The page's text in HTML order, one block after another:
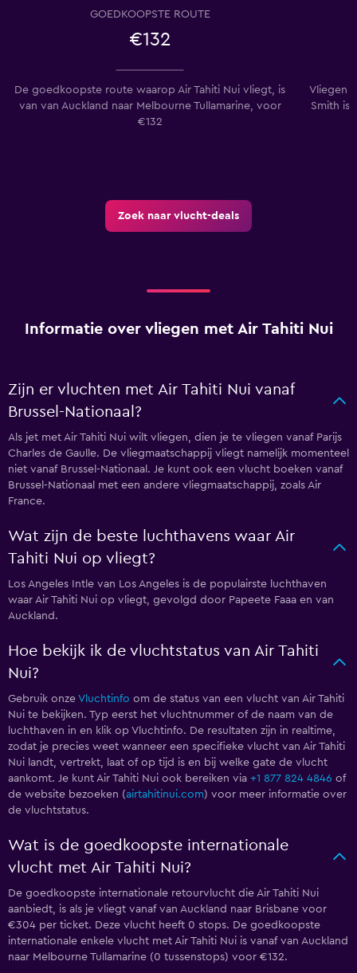
GOEDKOOPSTE ROUTE
€132
De goedkoopste route waarop Air Tahiti Nui vliegt, is
van van Auckland naar Melbourne Tullamarine, voor
€132
Vliegen
Smith is
Zoek naar vlucht-deals
Informatie over vliegen met Air Tahiti Nui
Zijn er vluchten met Air Tahiti Nui vanaf
Brussel-Nationaal?
Als jet met Air Tahiti Nui wilt vliegen, dien je te vliegen vanaf Parijs
Charles de Gaulle. De vliegmaatschappij vliegt namelijk momenteel
niet vanaf Brussel-Nationaal. Je kunt ook een vlucht boeken vanaf
Brussel-Nationaal met een andere vliegmaatschappij, zoals Air
France.
Wat zijn de beste luchthavens waar Air
Tahiti Nui op vliegt?
Los Angeles Intle van Los Angeles is de populairste luchthaven
waar Air Tahiti Nui op vliegt, gevolgd door Papeete Faaa en van
Auckland.
Hoe bekijk ik de vluchtstatus van Air Tahiti
Nui?
Gebruik onze Vluchtinfo om de status van een vlucht van Air Tahiti
Nui te bekijken. Typ eerst het vluchtnummer of de naam van de
luchthaven in en klik op Vluchtinfo. De resultaten zijn in realtime,
zodat je precies weet wanneer een specifieke vlucht van Air Tahiti
Nui landt, vertrekt, laat of op tijd is en bij welke gate de vlucht
aankomt. Je kunt Air Tahiti Nui ook bereiken via +1 877 824 4846 of
de website bezoeken (airtahitinui.com) voor meer informatie over
de vluchtstatus.
Wat is de goedkoopste internationale
vlucht met Air Tahiti Nui?
De goedkoopste internationale retourvlucht die Air Tahiti Nui
aanbiedt, is als je vliegt vanaf van Auckland naar Brisbane voor
€304 per ticket. Deze vlucht heeft 0 stops. De goedkoopste
internationale enkele vlucht met Air Tahiti Nui is vanaf van Auckland
naar Melbourne Tullamarine (0 tussenstops) voor €132.